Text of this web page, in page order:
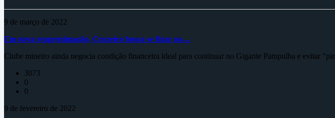
9 de março de 2022
Em nova reaproximação, Cruzeiro busca se fixar no…
Clube mineiro ainda negocia condição financeira ideal para continuar no Gigante Pampulha e evitar
3073
0
0
9 de fevereiro de 2022